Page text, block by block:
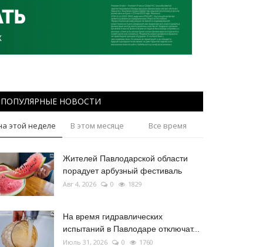
ПОПУЛЯРНЫЕ НОВОСТИ
этой неделе В этом месяце Все время
Жителей Павлодарской области
порадует арбузный фестиваль
Авг 4, 2026 0 1829
На время гидравлических
испытаний в Павлодаре отключат...
Июль 31, 2026 0 1760